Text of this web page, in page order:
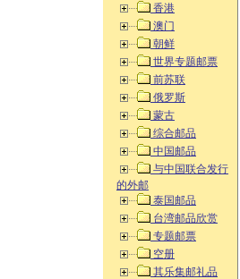
香港
澳门
朝鲜
世界专题邮票
前苏联
俄罗斯
蒙古
综合邮品
中国邮品
与中国联合发行
的外邮
泰国邮品
台湾邮品欣赏
专题邮票
空册
其乐集邮礼品